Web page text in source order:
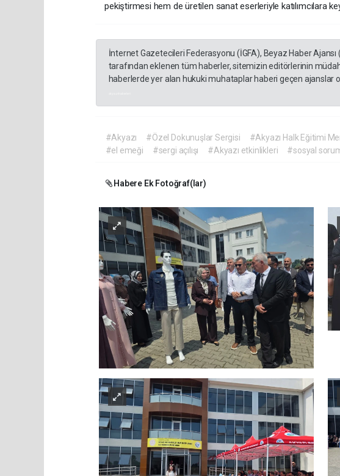
pekiştirmesi hem de üretilen sanat eserleriyle katılımcılara
İnternet Gazetecileri Federasyonu (İGFA), Beyaz Haber Ajansı
tarafından eklenen tüm haberler, sitemizin editörlerinin
haberlerde yer alan hukuki muhataplar haberi geçen
#Akyazı #Özel Dokunuşlar Sergisi #Akyazı Halk Eğitimi
#el emeği
#sergi açılışı #Akyazı etkinlikleri #sosyal
Habere Ek Fotoğraf(lar)